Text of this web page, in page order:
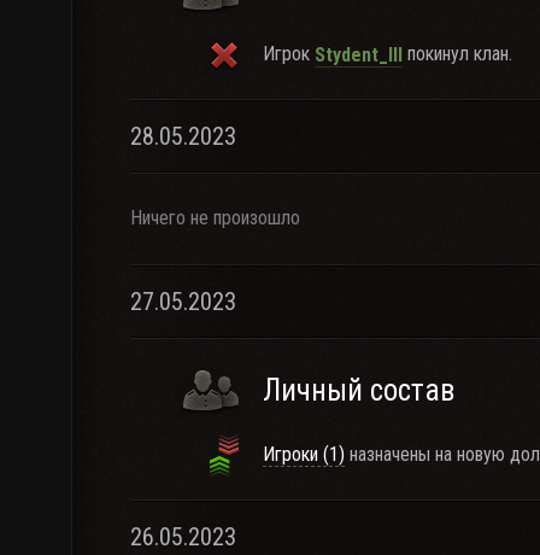
Игрок Stydent_III покинул клан.
28.05.2023
Ничего не произошло
27.05.2023
Личный состав
Игроки (1) назначены на новую
26.05.2023